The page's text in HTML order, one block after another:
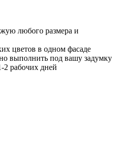
любого размера и
цветов в одном фасаде
выполнить под вашу задумку
2 рабочих дней